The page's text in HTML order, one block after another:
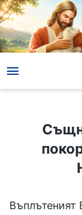
Въплътеният